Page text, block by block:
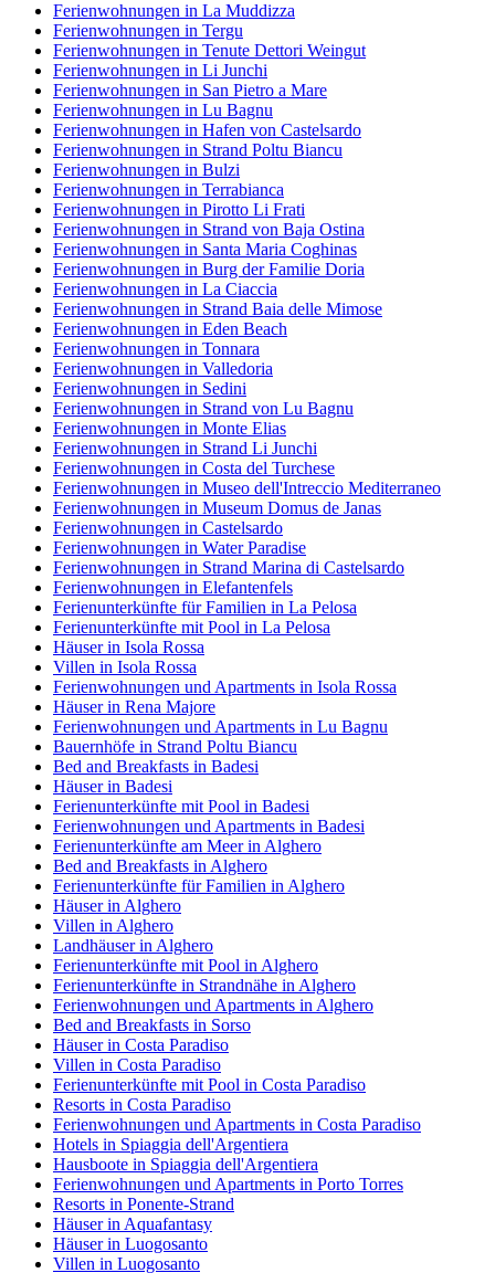
Ferienwohnungen in La Muddizza
Ferienwohnungen in Tergu
Ferienwohnungen in Tenute Dettori Weingut
Ferienwohnungen in Li Junchi
Ferienwohnungen in San Pietro a Mare
Ferienwohnungen in Lu Bagnu
Ferienwohnungen in Hafen von Castelsardo
Ferienwohnungen in Strand Poltu Biancu
Ferienwohnungen in Bulzi
Ferienwohnungen in Terrabianca
Ferienwohnungen in Pirotto Li Frati
Ferienwohnungen in Strand von Baja Ostina
Ferienwohnungen in Santa Maria Coghinas
Ferienwohnungen in Burg der Familie Doria
Ferienwohnungen in La Ciaccia
Ferienwohnungen in Strand Baia delle Mimose
Ferienwohnungen in Eden Beach
Ferienwohnungen in Tonnara
Ferienwohnungen in Valledoria
Ferienwohnungen in Sedini
Ferienwohnungen in Strand von Lu Bagnu
Ferienwohnungen in Monte Elias
Ferienwohnungen in Strand Li Junchi
Ferienwohnungen in Costa del Turchese
Ferienwohnungen in Museo dell'Intreccio Mediterraneo
Ferienwohnungen in Museum Domus de Janas
Ferienwohnungen in Castelsardo
Ferienwohnungen in Water Paradise
Ferienwohnungen in Strand Marina di Castelsardo
Ferienwohnungen in Elefantenfels
Ferienunterkünfte für Familien in La Pelosa
Ferienunterkünfte mit Pool in La Pelosa
Häuser in Isola Rossa
Villen in Isola Rossa
Ferienwohnungen und Apartments in Isola Rossa
Häuser in Rena Majore
Ferienwohnungen und Apartments in Lu Bagnu
Bauernhöfe in Strand Poltu Biancu
Bed and Breakfasts in Badesi
Häuser in Badesi
Ferienunterkünfte mit Pool in Badesi
Ferienwohnungen und Apartments in Badesi
Ferienunterkünfte am Meer in Alghero
Bed and Breakfasts in Alghero
Ferienunterkünfte für Familien in Alghero
Häuser in Alghero
Villen in Alghero
Landhäuser in Alghero
Ferienunterkünfte mit Pool in Alghero
Ferienunterkünfte in Strandnähe in Alghero
Ferienwohnungen und Apartments in Alghero
Bed and Breakfasts in Sorso
Häuser in Costa Paradiso
Villen in Costa Paradiso
Ferienunterkünfte mit Pool in Costa Paradiso
Resorts in Costa Paradiso
Ferienwohnungen und Apartments in Costa Paradiso
Hotels in Spiaggia dell'Argentiera
Hausboote in Spiaggia dell'Argentiera
Ferienwohnungen und Apartments in Porto Torres
Resorts in Ponente-Strand
Häuser in Aquafantasy
Häuser in Luogosanto
Villen in Luogosanto